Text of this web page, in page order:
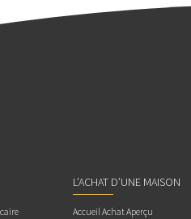
L’ACHAT D’UNE MAISON
Accueil Achat Aperçu